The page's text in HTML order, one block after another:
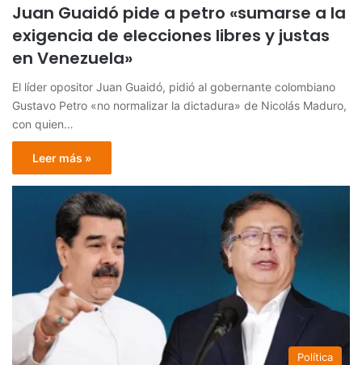
Juan Guaidó pide a petro «sumarse a la
exigencia de elecciones libres y justas
en Venezuela»
El líder opositor Juan Guaidó, pidió al gobernante colombiano
Gustavo Petro «no normalizar la dictadura» de Nicolás Maduro,
con quien…
Leer más »
Política